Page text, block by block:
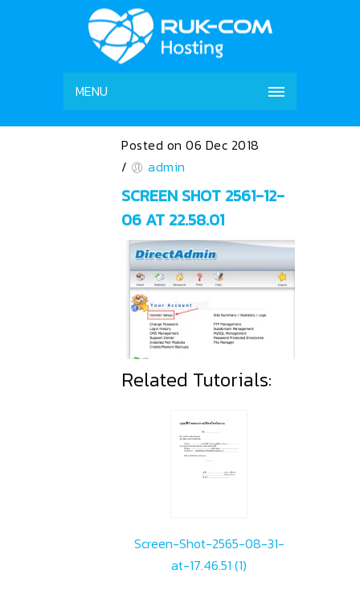
MENU
Posted on 06 Dec 2018
/
admin
SCREEN SHOT 2561-12-
06 AT 22.58.01
Related Tutorials:
Screen-Shot-2565-08-31-
at-17.46.51 (1)